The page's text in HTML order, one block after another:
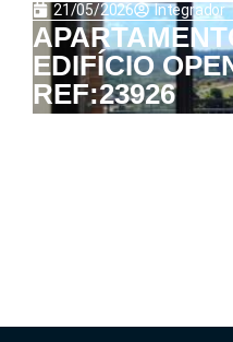
21/05/2026 Integrador
EDIFÍCIO
REF:23926